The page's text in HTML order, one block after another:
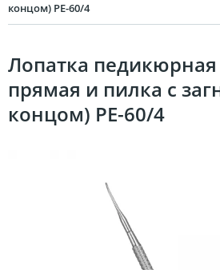
концом) PE-60/4
Лопатка
прямая и пилка с
концом) PE-60/4